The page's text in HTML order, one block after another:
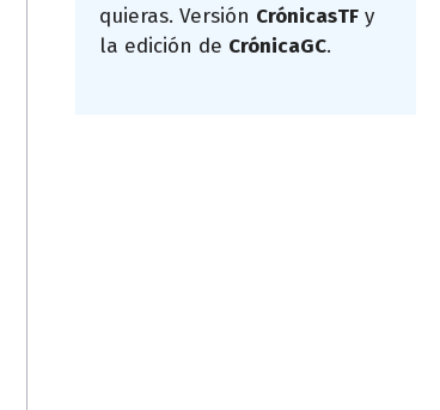
quieras. Versión CrónicasTF y
la edición de CrónicaGC.